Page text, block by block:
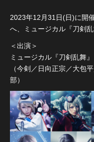
2023年12月31日(日)に開
へ、ミュージカル『刀剣
＜出演＞
ミュージカル『刀剣乱舞
（今剣／日向正宗／大包
部）